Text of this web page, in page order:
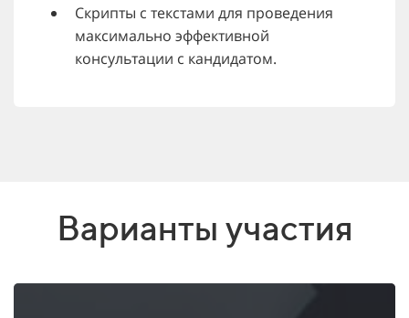
Скрипты с текстами для проведения
максимально эффективной
консультации с кандидатом.
Варианты участия